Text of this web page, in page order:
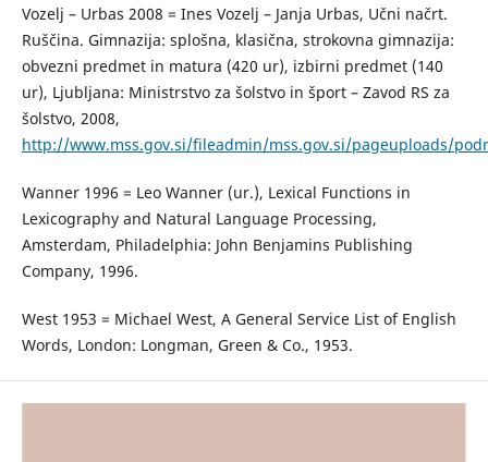
Vozelj – Urbas 2008 = Ines Vozelj – Janja Urbas, Učni načrt.
Ruščina. Gimnazija: splošna, klasična, strokovna gimnazija:
obvezni predmet in matura (420 ur), izbirni predmet (140
ur), Ljubljana: Ministrstvo za šolstvo in šport – Zavod RS za
šolstvo, 2008,
http://www.mss.gov.si/fileadmin/mss.gov.si/pageuploads/
Wanner 1996 = Leo Wanner (ur.), Lexical Functions in
Lexicography and Natural Language Processing,
Amsterdam, Philadelphia: John Benjamins Publishing
Company, 1996.
West 1953 = Michael West, A General Service List of English
Words, London: Longman, Green & Co., 1953.